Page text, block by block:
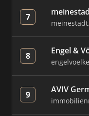
7
8 Engel &
9 AVIV